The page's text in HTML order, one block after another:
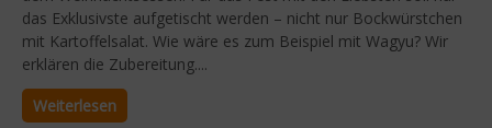
das Exklusivste aufgetischt werden – nicht nur Bockwürstchen
mit Kartoffelsalat. Wie wäre es zum Beispiel mit Wagyu? Wir
erklären die Zubereitung....
Weiterlesen